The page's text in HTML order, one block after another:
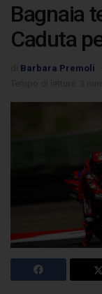
Bagnaia
Caduta
Barbara Premoli